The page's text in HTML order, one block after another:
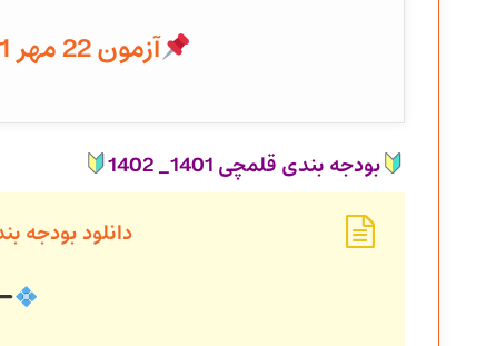
آزمون 22 مهر 1401 به همراه پاسخنامه
بودجه بندی قلمچی 1401_ 1402
دانلود بودجه